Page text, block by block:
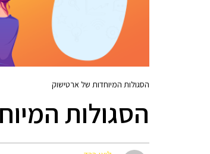
הסגולות המיוחדות של ארטישוק
הסגולות